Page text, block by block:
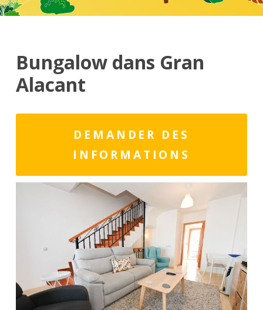
Bungalow dans Gran
Alacant
DEMANDER DES
INFORMATIONS